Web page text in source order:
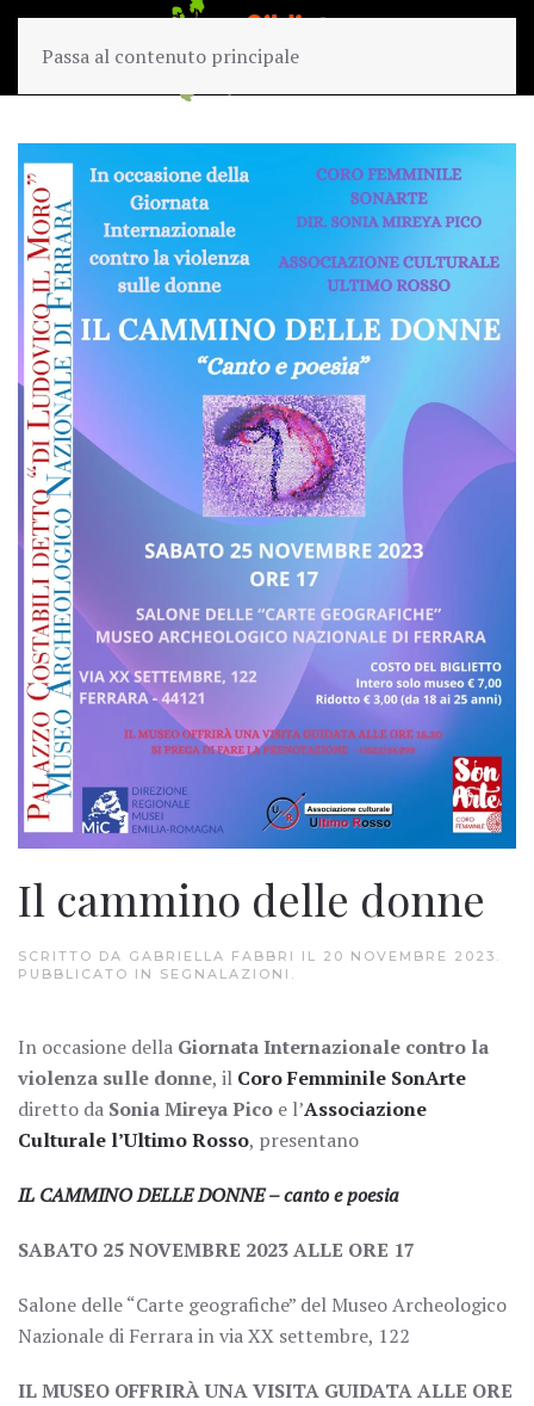
Passa al contenuto principale
Il cammino delle donne
SCRITTO DA GABRIELLA FABBRI IL 20 NOVEMBRE 2023 .
PUBBLICATO IN SEGNALAZIONI .
In occasione della Giornata Internazionale contro la
violenza sulle donne, il Coro Femminile SonArte
diretto da Sonia Mireya Pico e l’Associazione
Culturale l’Ultimo Rosso, presentano
IL CAMMINO DELLE DONNE – canto e poesia
SABATO 25 NOVEMBRE 2023 ALLE ORE 17
Salone delle “Carte geografiche” del Museo Archeologico
Nazionale di Ferrara in via XX settembre, 122
IL MUSEO OFFRIRÀ UNA VISITA GUIDATA ALLE ORE